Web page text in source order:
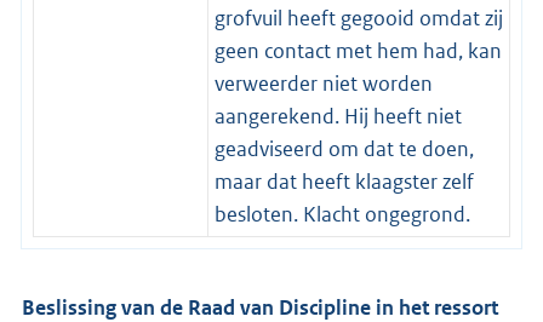
grofvuil heeft gegooid omdat zij
geen contact met hem had, kan
verweerder niet worden
aangerekend. Hij heeft niet
geadviseerd om dat te doen,
maar dat heeft klaagster zelf
besloten. Klacht ongegrond.
Beslissing van de Raad van Discipline in het ressort